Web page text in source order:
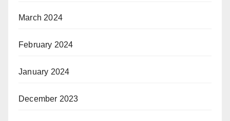
March 2024
February 2024
January 2024
December 2023